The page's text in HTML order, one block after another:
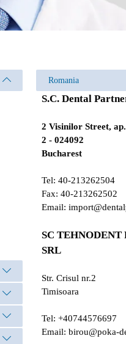
Romania
S.C. Dental
2 Visinilor Street,
2 - 024092
Bucharest
Tel: 40-213262504
Fax: 40-213262502
Email:
SC TEHNODENT
SRL
Str. Crisul nr.2
Timisoara
Tel: +40744576697
Email: birou@poka-